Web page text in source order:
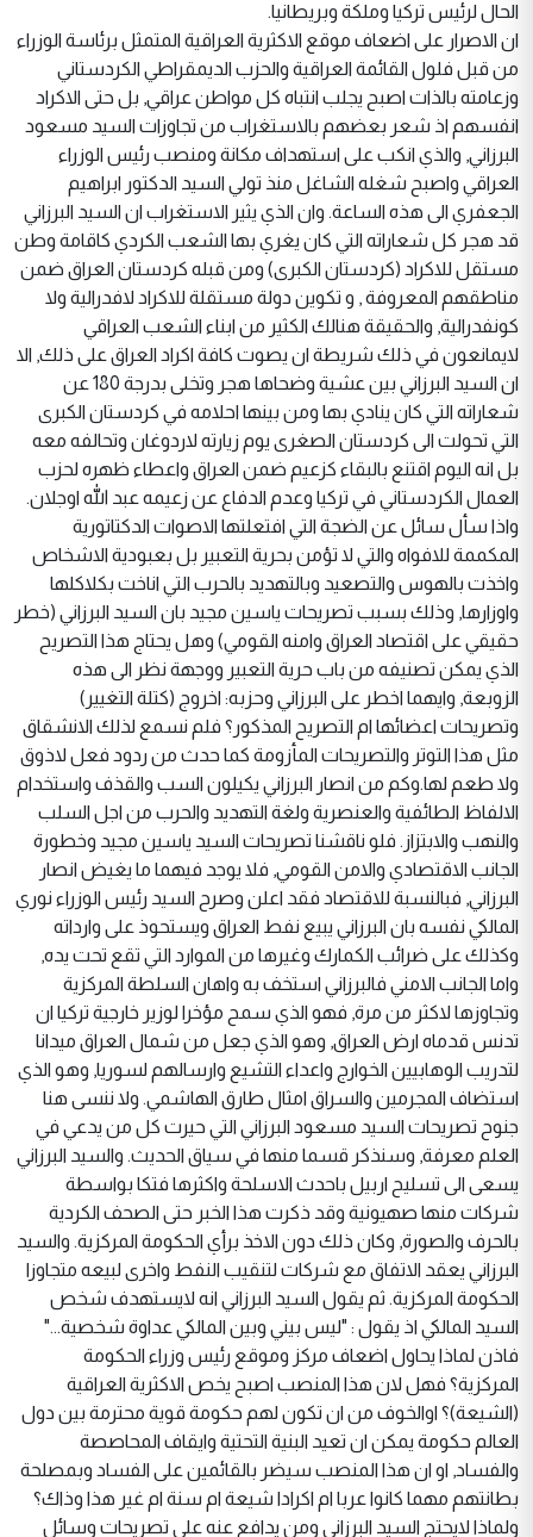
الحال لرئيس تركيا وملكة وبريطانيا.
ان الاصرار على اضعاف موقع الاكثرية العراقية المتمثل برئاسة الوزراء
من قبل فلول القائمة العراقية والحزب الديمقراطي الكردستاني
وزعامته بالذات اصبح يجلب انتباه كل مواطن عراقي, بل حتى الاكراد
انفسهم اذ شعر بعضهم بالاستغراب من تجاوزات السيد مسعود
البرزاني, والذي انكب على استهداف مكانة ومنصب رئيس الوزراء
العراقي واصبح شغله الشاغل منذ تولي السيد الدكتور ابراهيم
الجعفري الى هذه الساعة. وان الذي يثير الاستغراب ان السيد البرزاني
قد هجر كل شعاراته التي كان يغري بها الشعب الكردي كاقامة وطن
مستقل للاكراد (كردستان الكبرى) ومن قبله كردستان العراق ضمن
مناطقهم المعروفة , و تكوين دولة مستقلة للاكراد لافدرالية ولا
كونفدرالية, والحقيقة هنالك الكثير من ابناء الشعب العراقي
لايمانعون في ذلك شريطة ان يصوت كافة اكراد العراق على ذلك, الا
ان السيد البرزاني بين عشية وضحاها هجر وتخلى بدرجة 180 عن
شعاراته التي كان ينادي بها ومن بينها احلامه في كردستان الكبرى
التي تحولت الى كردستان الصغرى يوم زيارته لاردوغان وتحالفه معه
بل انه اليوم اقتنع بالبقاء كزعيم ضمن العراق واعطاء ظهره لحزب
العمال الكردستاني في تركيا وعدم الدفاع عن زعيمه عبد الله اوجلان.
واذا سأل سائل عن الضجة التي افتعلتها الاصوات الدكتاتورية
المكممة للافواه والتي لا تؤمن بحرية التعبير بل بعبودية الاشخاص
واخذت بالهوس والتصعيد وبالتهديد بالحرب التي اناخت بكلاكلها
واوزارها, وذلك بسبب تصريحات ياسين مجيد بان السيد البرزاني (خطر
حقيقي على اقتصاد العراق وامنه القومي) وهل يحتاج هذا التصريح
الذي يمكن تصنيفه من باب حرية التعبير ووجهة نظر الى هذه
الزوبعة, وايهما اخطر على البرزاني وحزبه: اخروج (كتلة التغيير)
وتصريحات اعضائها ام التصريح المذكور؟ فلم نسمع لذلك الانشقاق
مثل هذا التوتر والتصريحات المأزومة كما حدث من ردود فعل لاذوق
ولا طعم لها.وكم من انصار البرزاني يكيلون السب والقذف واستخدام
الالفاظ الطائفية والعنصرية ولغة التهديد والحرب من اجل السلب
والنهب والابتزاز. فلو ناقشنا تصريحات السيد ياسين مجيد وخطورة
الجانب الاقتصادي والامن القومي, فلا يوجد فيهما ما يغيض انصار
البرزاني, فبالنسبة للاقتصاد فقد اعلن وصرح السيد رئيس الوزراء نوري
المالكي نفسه بان البرزاني يبيع نفط العراق ويستحوذ على وارداته
وكذلك على ضرائب الكمارك وغيرها من الموارد التي تقع تحت يده,
واما الجانب الامني فالبرزاني استخف به واهان السلطة المركزية
وتجاوزها لاكثر من مرة, فهو الذي سمح مؤخرا لوزير خارجية تركيا ان
تدنس قدماه ارض العراق, وهو الذي جعل من شمال العراق ميدانا
لتدريب الوهابيين الخوارج واعداء التشيع وارسالهم لسوريا, وهو الذي
استضاف المجرمين والسراق امثال طارق الهاشمي. ولا ننسى هنا
جنوح تصريحات السيد مسعود البرزاني التي حيرت كل من يدعي في
العلم معرفة, وسنذكر قسما منها في سياق الحديث. والسيد البرزاني
يسعى الى تسليح اربيل باحدث الاسلحة واكثرها فتكا بواسطة
شركات منها صهيونية وقد ذكرت هذا الخبر حتى الصحف الكردية
بالحرف والصورة, وكان ذلك دون الاخذ برأي الحكومة المركزية. والسيد
البرزاني يعقد الاتفاق مع شركات لتنقيب النفط واخرى لبيعه متجاوزا
الحكومة المركزية. ثم يقول السيد البرزاني انه لايستهدف شخص
السيد المالكي اذ يقول : "ليس بيني وبين المالكي عداوة شخصية..."
فاذن لماذا يحاول اضعاف مركز وموقع رئيس وزراء الحكومة
المركزية؟ فهل لان هذا المنصب اصبح يخص الاكثرية العراقية
(الشيعة)؟ اوالخوف من ان تكون لهم حكومة قوية محترمة بين دول
العالم حكومة يمكن ان تعيد البنية التحتية وايقاف المحاصصة
والفساد, او ان هذا المنصب سيضر بالقائمين على الفساد وبمصلحة
بطانتهم مهما كانوا عربا ام اكرادا شيعة ام سنة ام غير هذا وذاك؟
ولماذا لايحتج السيد البرزاني ومن يدافع عنه على تصريحات وسائل